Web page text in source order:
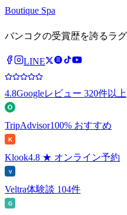
Boutique Spa
バンコクの受賞歴を誇るラ
LINE
4.8Googleレビュー 320件以上
TripAdvisor100% おすすめ
K
Klook4.8 ★ オンライン予約
V
Veltra体験談 104件
G